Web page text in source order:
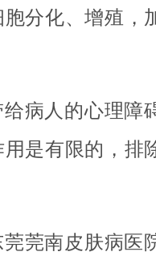
分化、增殖，
病人的心理障
是有限的，排
莞南皮肤病医